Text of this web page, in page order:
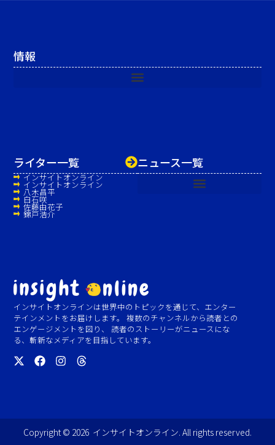
インサイトオンラインは世界中のトピックを通じて、エンター
テインメントをお届けします。 複数のチャンネルから読者との
エンゲージメントを図り、 読者のストーリーがニュースにな
る、斬新なメディアを目指しています。
ニュース一覧
ライター一覧
インサイトオンライン
インサイトオンライン
八木昌平
白石咲
佐藤由花子
錦戸浩介
情報
Copyright © 2026 インサイトオンライン. All rights reserved.